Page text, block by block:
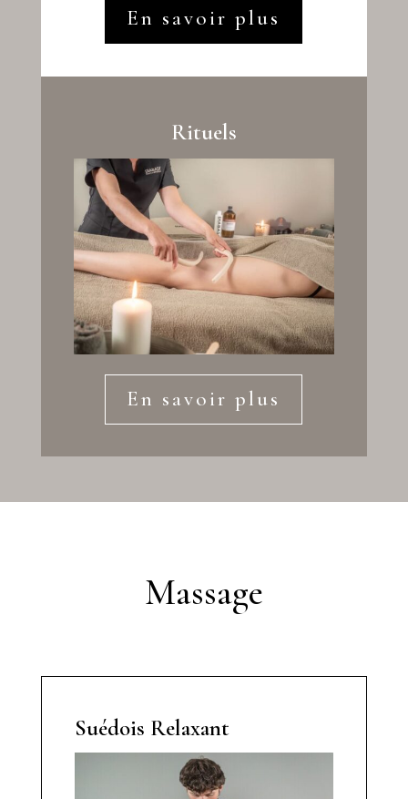
En savoir plus
Rituels
En savoir plus
Massage
Suédois Relaxant